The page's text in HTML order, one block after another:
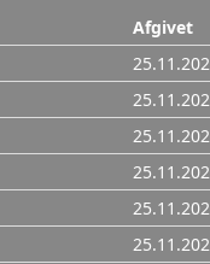
Afgivet